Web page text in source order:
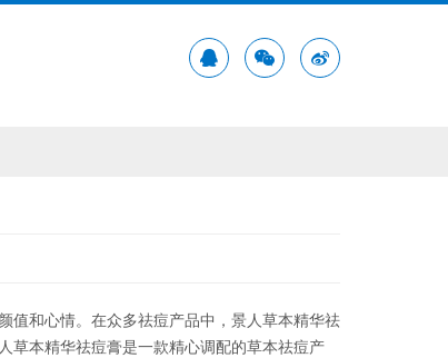
值和心情。在众多祛痘产品中，景人草本精华祛
草本精华祛痘膏是一款精心调配的草本祛痘产